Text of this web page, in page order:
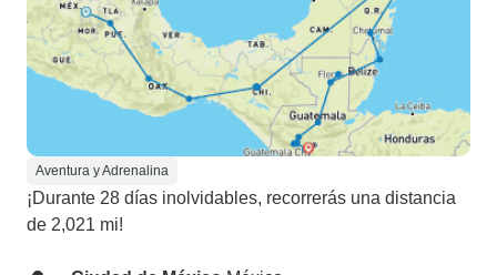
Aventura y Adrenalina
¡Durante 28 días inolvidables, recorrerás una distancia
de 2,021 mi!